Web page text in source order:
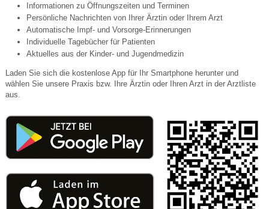
Informationen zu Öffnungszeiten und Terminen
Persönliche Nachrichten von Ihrer Ärztin oder Ihrem Arzt
Automatische Impf- und Vorsorge-Erinnerungen
Individuelle Tagebücher für Patienten
Aktuelles aus der Kinder- und Jugendmedizin
Laden Sie sich die kostenlose App für Ihr Smartphone herunter und
wählen Sie unsere Praxis bzw. Ihre Ärztin oder Ihren Arzt in der Arztliste
aus.